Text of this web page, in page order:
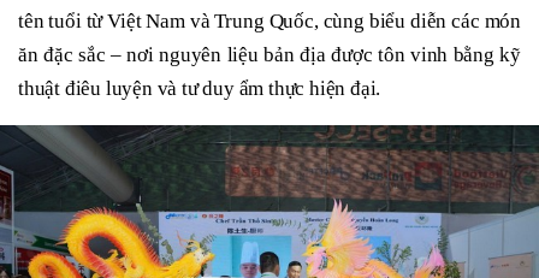
tên tuổi từ Việt Nam và Trung Quốc, cùng biểu diễn các món
ăn đặc sắc – nơi nguyên liệu bản địa được tôn vinh bằng kỹ
thuật điêu luyện và tư duy ẩm thực hiện đại.